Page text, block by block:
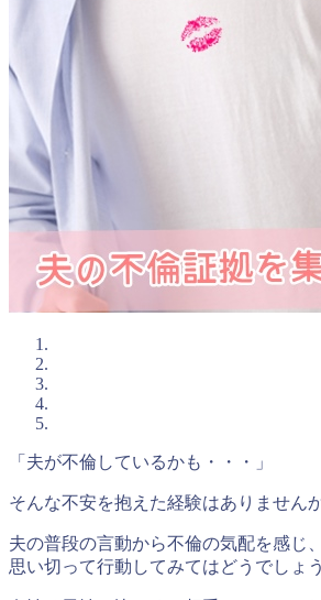
「夫が不倫しているかも・・・」
そんな不安を抱えた経験はありません
夫の普段の言動から不倫の気配を感じ
思い切って行動してみてはどうでしょう